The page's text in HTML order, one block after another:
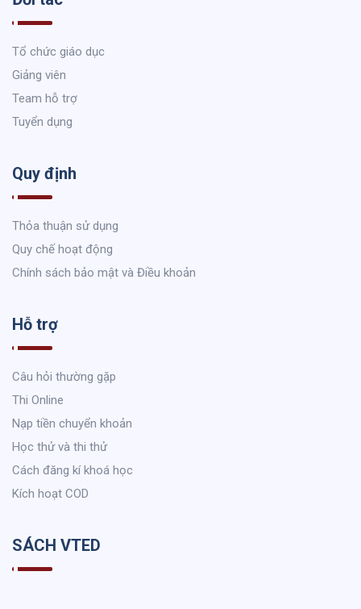
Tổ chức giáo dục
Giảng viên
Team hỗ trợ
Tuyển dụng
Quy định
Thỏa thuận sử dụng
Quy chế hoạt động
Chính sách bảo mật và Điều khoản
Hỗ trợ
Câu hỏi thường gặp
Thi Online
Nạp tiền chuyển khoản
Học thử và thi thử
Cách đăng kí khoá học
Kích hoạt COD
SÁCH VTED